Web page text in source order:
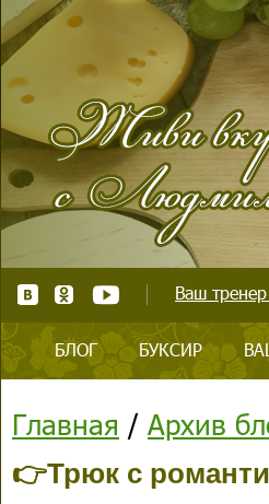
Ваш
БЛОГ БУКСИР
Главная / Архив
👉Трюк с